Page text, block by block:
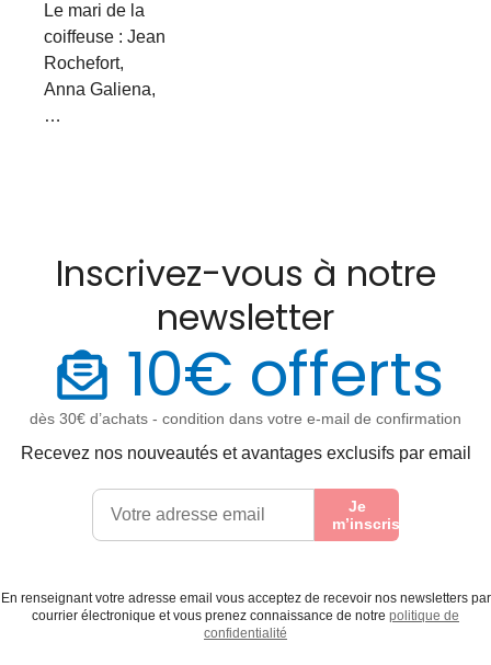
Le mari de la
coiffeuse : Jean
Rochefort,
Anna Galiena,
…
Inscrivez-vous à notre
newsletter
10€ offerts
dès 30€ d’achats - condition dans votre e-mail de confirmation
Recevez nos nouveautés et avantages exclusifs par email
Je
m’inscris
En renseignant votre adresse email vous acceptez de recevoir nos newsletters par
courrier électronique et vous prenez connaissance de notre politique de
confidentialité